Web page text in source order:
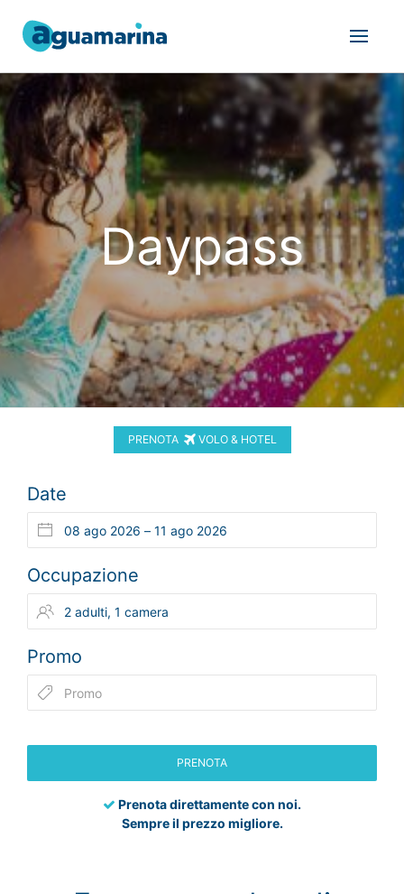
Daypass
PRENOTA VOLO & HOTEL
Date
Occupazione
Promo
PRENOTA
Prenota direttamente con noi.
Sempre il prezzo migliore.